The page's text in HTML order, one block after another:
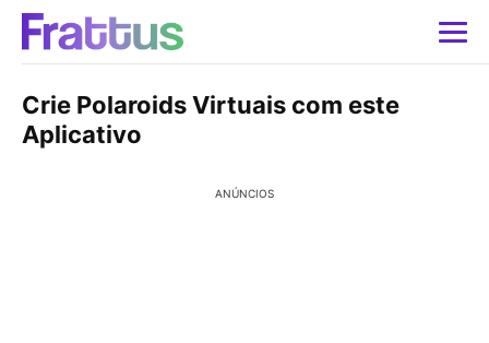
Crie Polaroids Virtuais com este
Aplicativo
ANÚNCIOS